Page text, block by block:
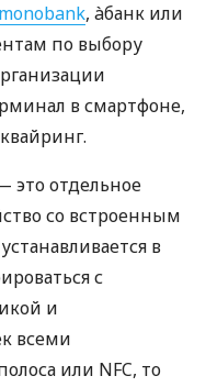
monobank, àбанк или
по выбору
в смартфоне,
это отдельное
со встроенным
в
с
и
всеми
или NFC, то